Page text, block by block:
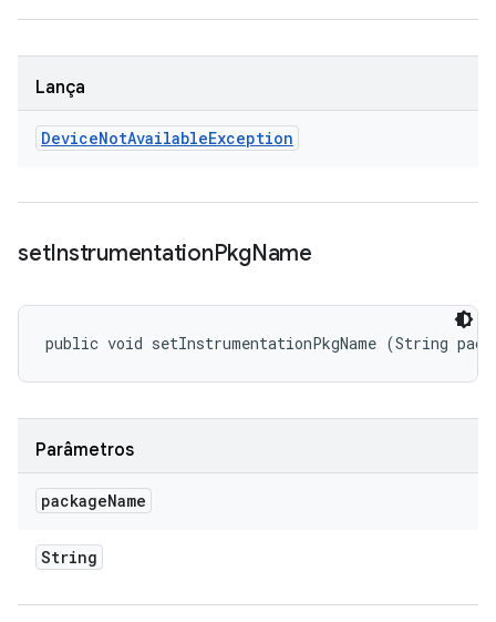
Lança
DeviceNotAvailableException
setInstrumentationPkgName
public void setInstrumentationPkgName (String
Parâmetros
packageName
String